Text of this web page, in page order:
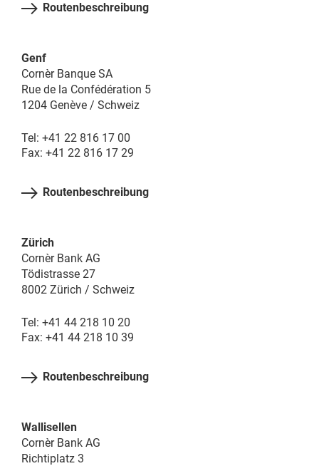
Routenbeschreibung
Genf
Cornèr Banque SA
Rue de la Confédération 5
1204 Genève / Schweiz
Tel: +41 22 816 17 00
Fax: +41 22 816 17 29
Routenbeschreibung
Zürich
Cornèr Bank AG
Tödistrasse 27
8002 Zürich / Schweiz
Tel: +41 44 218 10 20
Fax: +41 44 218 10 39
Routenbeschreibung
Wallisellen
Cornèr Bank AG
Richtiplatz 3